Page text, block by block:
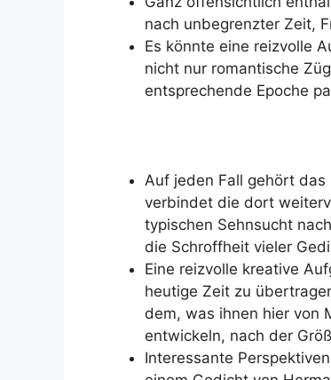
nach unbegrenzter Zeit,
Es könnte eine reizvolle
nicht nur romantische
entsprechende Epoche
Auf jeden Fall gehört
verbindet die dort
typischen Sehnsucht
die Schroffheit vieler
Eine reizvolle kreative
heutige Zeit zu
dem, was ihnen hier von
entwickeln, nach der
Interessante